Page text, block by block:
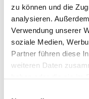
zu können und die
analysieren.
Verwendung unserer
soziale Medien,
Partner führen diese
weiteren Daten
haben oder die sie im
Der Prozess
Schreibens
Wissen eine
darstellen.
denTechniken
Kurses, wird